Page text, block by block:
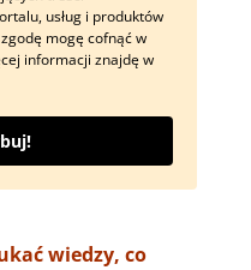
usług i produktów
mogę cofnąć w
informacji znajdę w
wiedzy, co